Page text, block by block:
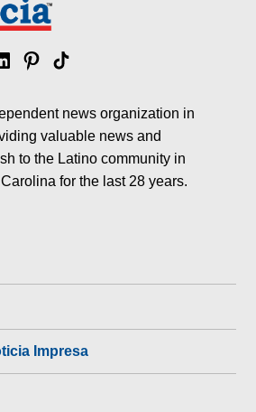
Pinterest
Tik
news organization in
valuable news and
to the Latino community in
for the last 28 years.
Impresa